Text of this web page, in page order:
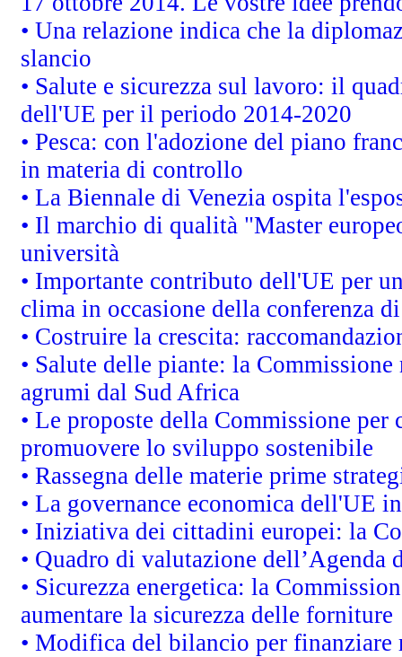
• Una relazione indica che la
slancio
• Salute e sicurezza sul lavoro: il
dell'UE per il periodo 2014-2020
• Pesca: con l'adozione del piano
in materia di controllo
• La Biennale di Venezia ospita
• Il marchio di qualità "Master
università
• Importante contributo dell'UE per
clima in occasione della conferenza
• Costruire la crescita:
• Salute delle piante: la
agrumi dal Sud Africa
• Le proposte della Commissione
promuovere lo sviluppo sostenibile
• Rassegna delle materie prime
• La governance economica dell'UE
• Iniziativa dei cittadini europei: la
• Quadro di valutazione
• Sicurezza energetica: la
aumentare la sicurezza delle forniture
• Modifica del bilancio per finanziare